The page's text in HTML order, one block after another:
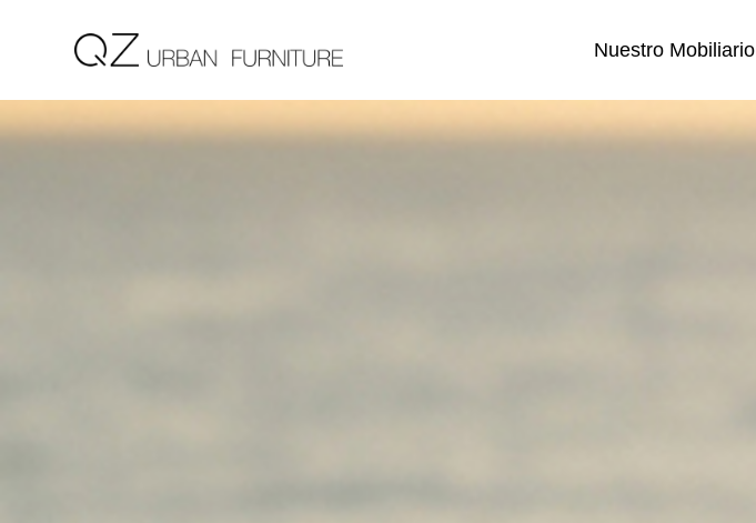
Nuestro Mobiliario